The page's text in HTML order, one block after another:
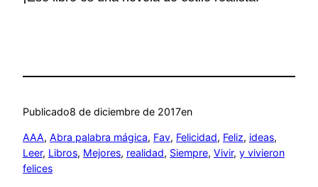
Publicado8 de diciembre de 2017en
AAA, Abra palabra mágica, Fav, Felicidad, Feliz, ideas
Leer, Libros, Mejores, realidad, Siempre, Vivir, y vivieron
felices